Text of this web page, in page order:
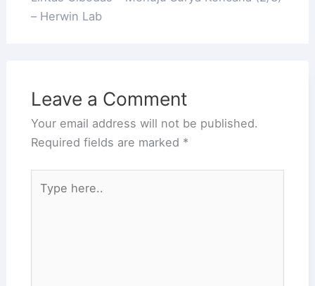
– Herwin Lab
Leave a Comment
Your email address will not be published.
Required fields are marked *
here..